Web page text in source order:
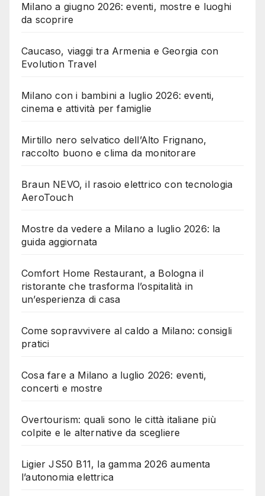
Milano a giugno 2026: eventi, mostre e luoghi
da scoprire
Caucaso, viaggi tra Armenia e Georgia con
Evolution Travel
Milano con i bambini a luglio 2026: eventi,
cinema e attività per famiglie
Mirtillo nero selvatico dell’Alto Frignano,
raccolto buono e clima da monitorare
Braun NEVO, il rasoio elettrico con tecnologia
AeroTouch
Mostre da vedere a Milano a luglio 2026: la
guida aggiornata
Comfort Home Restaurant, a Bologna il
ristorante che trasforma l’ospitalità in
un’esperienza di casa
Come sopravvivere al caldo a Milano: consigli
pratici
Cosa fare a Milano a luglio 2026: eventi,
concerti e mostre
Overtourism: quali sono le città italiane più
colpite e le alternative da scegliere
Ligier JS50 B11, la gamma 2026 aumenta
l’autonomia elettrica